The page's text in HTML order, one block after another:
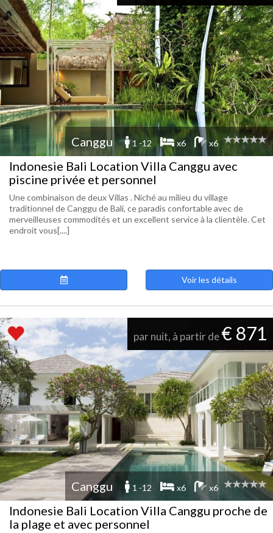
Canggu 1 -12 x6 x6
Indonesie Bali Location Villa Canggu avec
piscine privée et personnel
Une combinaison de deux Villas . Niché au milieu du village
traditionnel de Canggu de Bali, ce paradis confortable avec de
merveilleuses commodités et un excellent service à la clientèle. Cet
endroit vous[....]
Voir les détails
par nuit, à partir de€ 871
Canggu 1 -12 x6 x6
Indonesie Bali Location Villa Canggu proche de
la plage et avec personnel